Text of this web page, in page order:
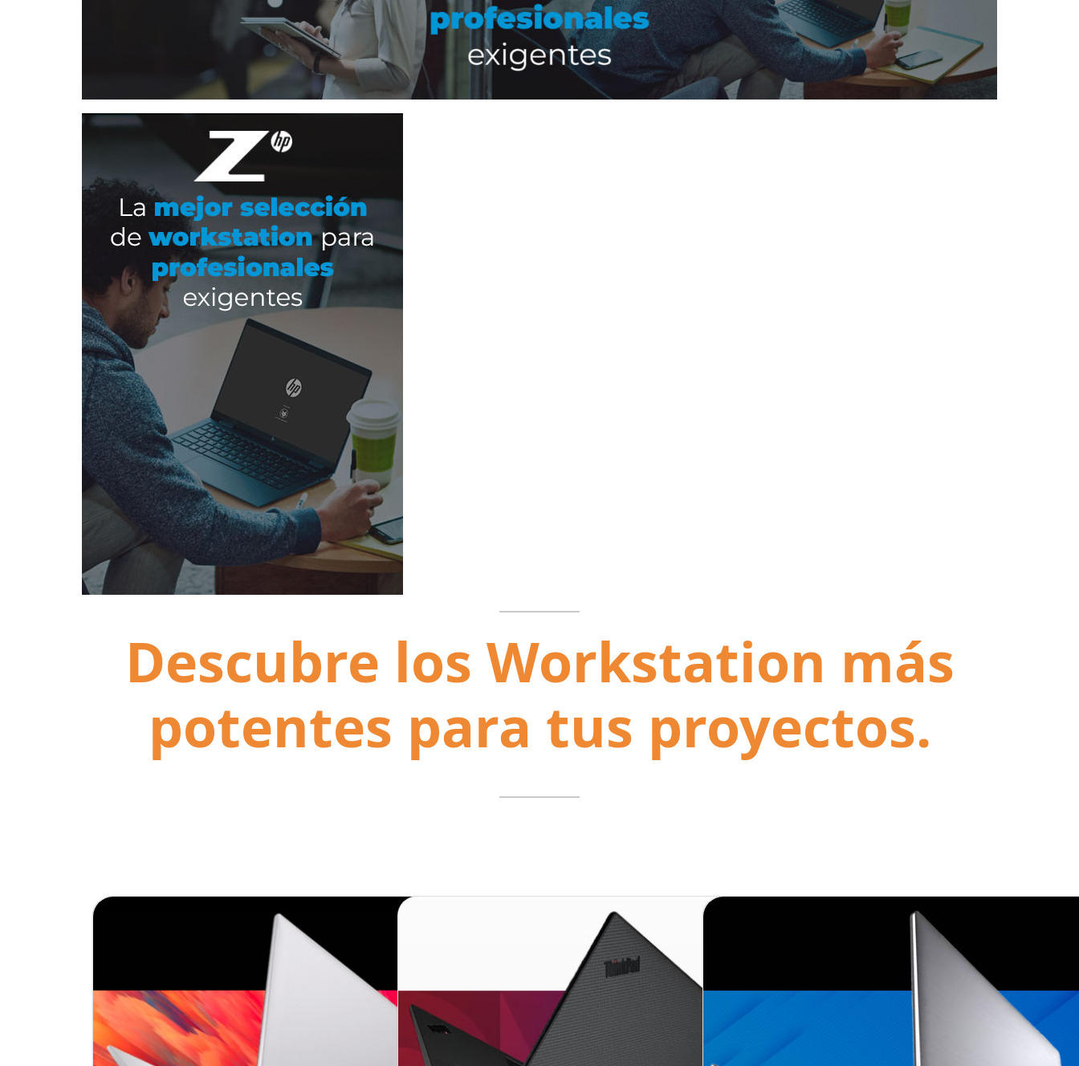
Descubre los Workstation más
potentes para tus proyectos.